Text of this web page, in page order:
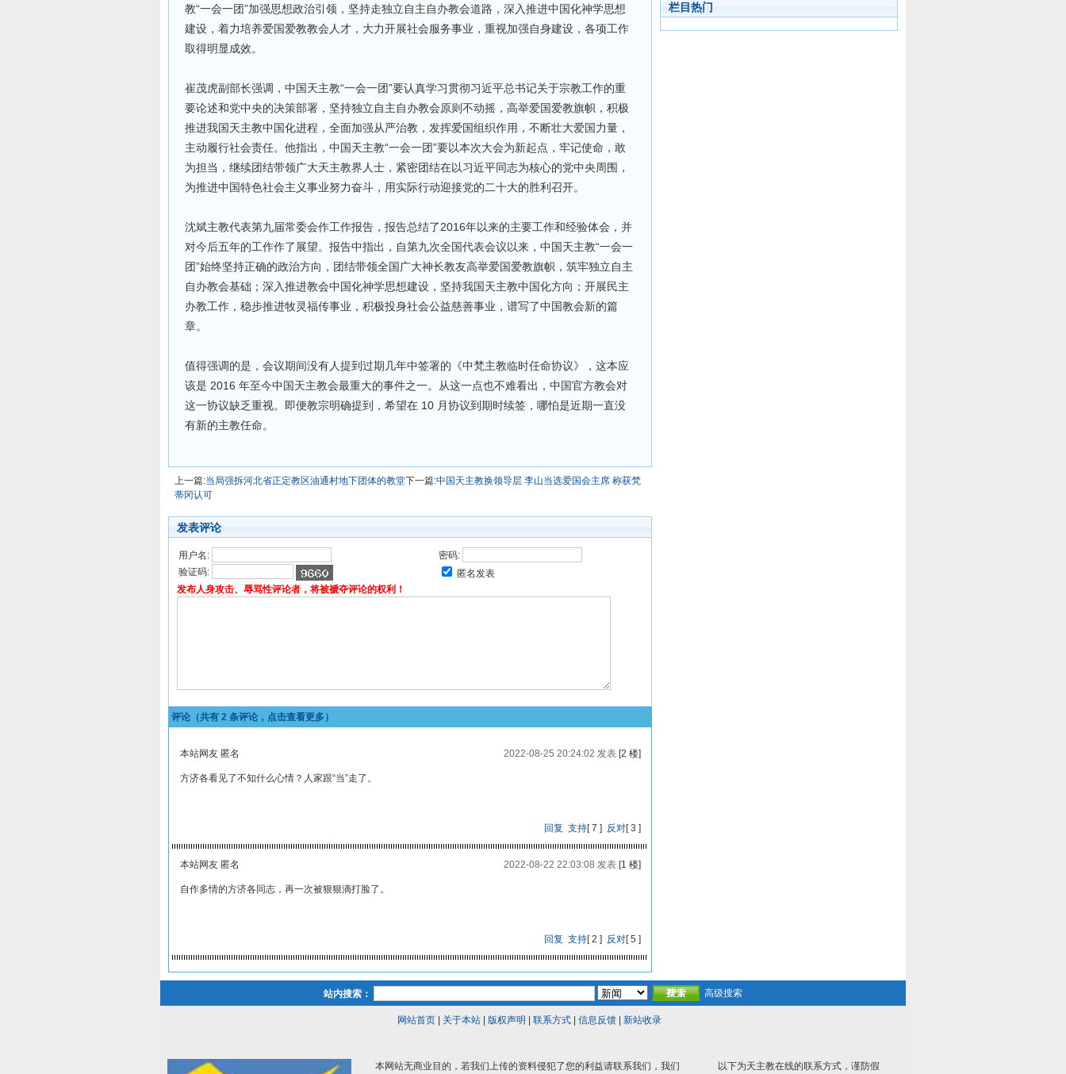
教“一会一团”加强思想政治引领，坚持走独立自主自办教会道路，深入推进中国化神学思想
建设，着力培养爱国爱教教会人才，大力开展社会服务事业，重视加强自身建设，各项工作
取得明显成效。
崔茂虎副部长强调，中国天主教“一会一团”要认真学习贯彻习近平总书记关于宗教工作的重
要论述和党中央的决策部署，坚持独立自主自办教会原则不动摇，高举爱国爱教旗帜，积极
推进我国天主教中国化进程，全面加强从严治教，发挥爱国组织作用，不断壮大爱国力量，
主动履行社会责任。他指出，中国天主教“一会一团”要以本次大会为新起点，牢记使命，敢
为担当，继续团结带领广大天主教界人士，紧密团结在以习近平同志为核心的党中央周围，
为推进中国特色社会主义事业努力奋斗，用实际行动迎接党的二十大的胜利召开。
沈斌主教代表第九届常委会作工作报告，报告总结了2016年以来的主要工作和经验体会，并
对今后五年的工作作了展望。报告中指出，自第九次全国代表会议以来，中国天主教“一会一
团”始终坚持正确的政治方向，团结带领全国广大神长教友高举爱国爱教旗帜，筑牢独立自主
自办教会基础；深入推进教会中国化神学思想建设，坚持我国天主教中国化方向；开展民主
办教工作，稳步推进牧灵福传事业，积极投身社会公益慈善事业，谱写了中国教会新的篇
章。
值得强调的是，会议期间没有人提到过期几年中签署的《中梵主教临时任命协议》，这本应
该是 2016 年至今中国天主教会最重大的事件之一。从这一点也不难看出，中国官方教会对
这一协议缺乏重视。即便教宗明确提到，希望在 10 月协议到期时续签，哪怕是近期一直没
有新的主教任命。
上一篇:当局强拆河北省正定教区油通村地下团体的教堂下一篇:中国天主教换领导层 李山当选爱国会主席 称获梵
蒂冈认可
发表评论
用户名:
密码:
验证码:
匿名发表
发布人身攻击、辱骂性评论者，将被褫夺评论的权利！
评论（共有 2 条评论，点击查看更多）
本站网友 匿名 2022-08-25 20:24:02 发表[2 楼]
方济各看见了不知什么心情？人家跟“当”走了。
回复 支持[7 ] 反对[3 ]
本站网友 匿名 2022-08-22 22:03:08 发表[1 楼]
自作多情的方济各同志，再一次被狠狠滴打脸了。
回复 支持[2 ] 反对[5 ]
栏目热门
站内搜索： 高级搜索
网站首页| 关于本站| 版权声明 联系方式| 信息反馈| 新站收录
本网站无商业目的，若我们上传的资料侵犯了您的利益请联系我们，我们 以下为天主教在线的联系方式，谨防假